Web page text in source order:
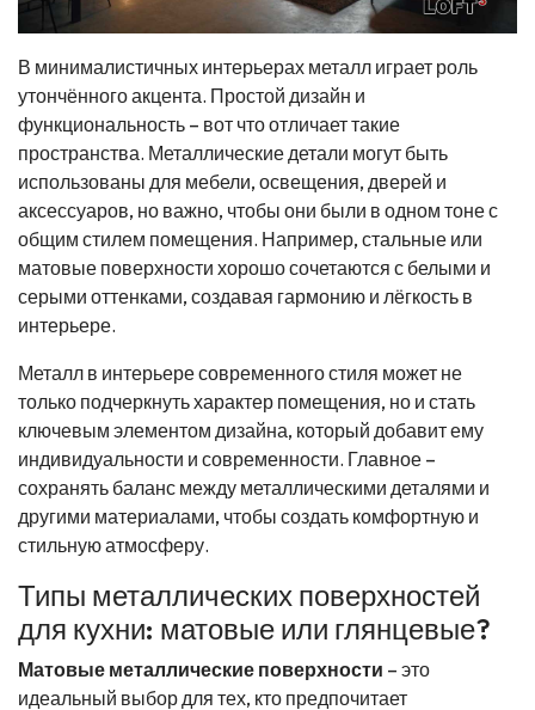
В минималистичных интерьерах металл играет роль
утончённого акцента. Простой дизайн и
функциональность – вот что отличает такие
пространства. Металлические детали могут быть
использованы для мебели, освещения, дверей и
аксессуаров, но важно, чтобы они были в одном тоне с
общим стилем помещения. Например, стальные или
матовые поверхности хорошо сочетаются с белыми и
серыми оттенками, создавая гармонию и лёгкость в
интерьере.
Металл в интерьере современного стиля может не
только подчеркнуть характер помещения, но и стать
ключевым элементом дизайна, который добавит ему
индивидуальности и современности. Главное –
сохранять баланс между металлическими деталями и
другими материалами, чтобы создать комфортную и
стильную атмосферу.
Типы металлических поверхностей
для кухни: матовые или глянцевые?
Матовые металлические поверхности – это
идеальный выбор для тех, кто предпочитает